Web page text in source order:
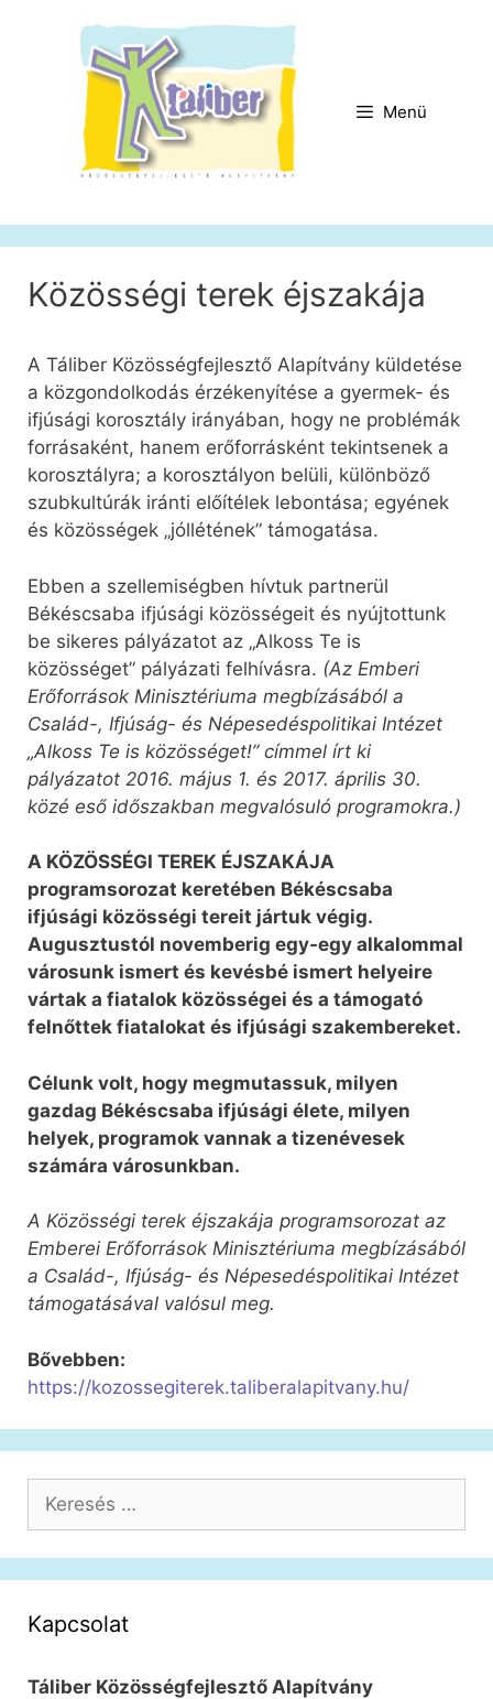
tartalomba
Menü
Közösségi terek éjszakája
A Táliber Közösségfejlesztő Alapítvány küldetése
a közgondolkodás érzékenyítése a gyermek- és
ifjúsági korosztály irányában, hogy ne problémák
forrásaként, hanem erőforrásként tekintsenek a
korosztályra; a korosztályon belüli, különböző
szubkultúrák iránti előítélek lebontása; egyének
és közösségek „jóllétének” támogatása.
Ebben a szellemiségben hívtuk partnerül
Békéscsaba ifjúsági közösségeit és nyújtottunk
be sikeres pályázatot az „Alkoss Te is
közösséget” pályázati felhívásra. (Az Emberi
Erőforrások Minisztériuma megbízásából a
Család-, Ifjúság- és Népesedéspolitikai Intézet
„Alkoss Te is közösséget!” címmel írt ki
pályázatot 2016. május 1. és 2017. április 30.
közé eső időszakban megvalósuló programokra.)
A KÖZÖSSÉGI TEREK ÉJSZAKÁJA
programsorozat keretében Békéscsaba
ifjúsági közösségi tereit jártuk végig.
Augusztustól novemberig egy-egy alkalommal
városunk ismert és kevésbé ismert helyeire
vártak a fiatalok közösségei és a támogató
felnőttek fiatalokat és ifjúsági szakembereket.
Célunk volt, hogy megmutassuk, milyen
gazdag Békéscsaba ifjúsági élete, milyen
helyek, programok vannak a tizenévesek
számára városunkban.
A Közösségi terek éjszakája programsorozat az
Emberei Erőforrások Minisztériuma megbízásából
a Család-, Ifjúság- és Népesedéspolitikai Intézet
támogatásával valósul meg.
Bővebben:
https://kozossegiterek.taliberalapitvany.hu/
Keresés:
Kapcsolat
Táliber Közösségfejlesztő Alapítvány